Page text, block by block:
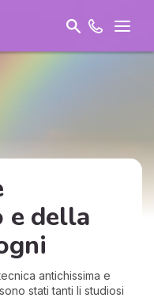
e della
antichissima e
stati tanti li studiosi